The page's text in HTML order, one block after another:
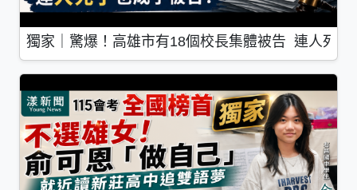
獨家｜驚爆！高雄市有18個校長集體被告 連人死了